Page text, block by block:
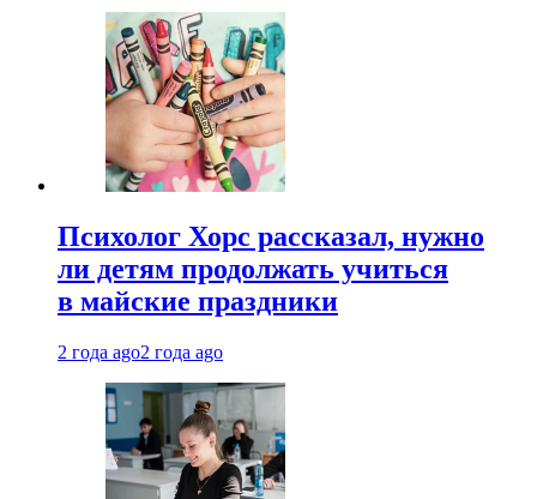
Психолог Хорс рассказал, нужно
ли детям продолжать учиться
в майские праздники
2 года ago2 года ago